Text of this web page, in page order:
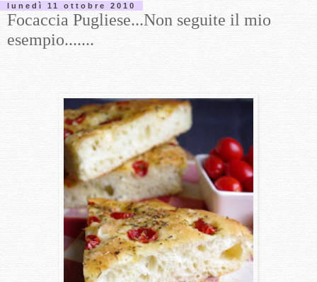
lunedì 11 ottobre 2010
Focaccia Pugliese...Non seguite il mio
esempio.......